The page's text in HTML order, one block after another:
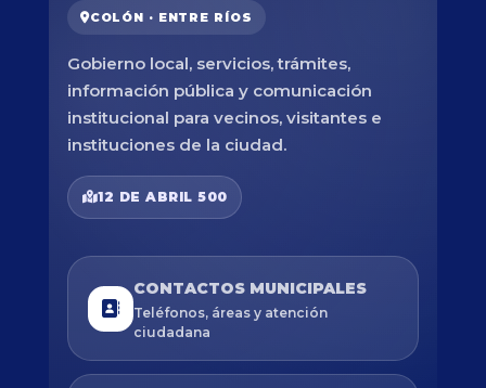
COLÓN · ENTRE RÍOS
Gobierno local, servicios, trámites,
información pública y comunicación
institucional para vecinos, visitantes e
instituciones de la ciudad.
12 DE ABRIL 500
CONTACTOS MUNICIPALES
Teléfonos, áreas y atención
ciudadana